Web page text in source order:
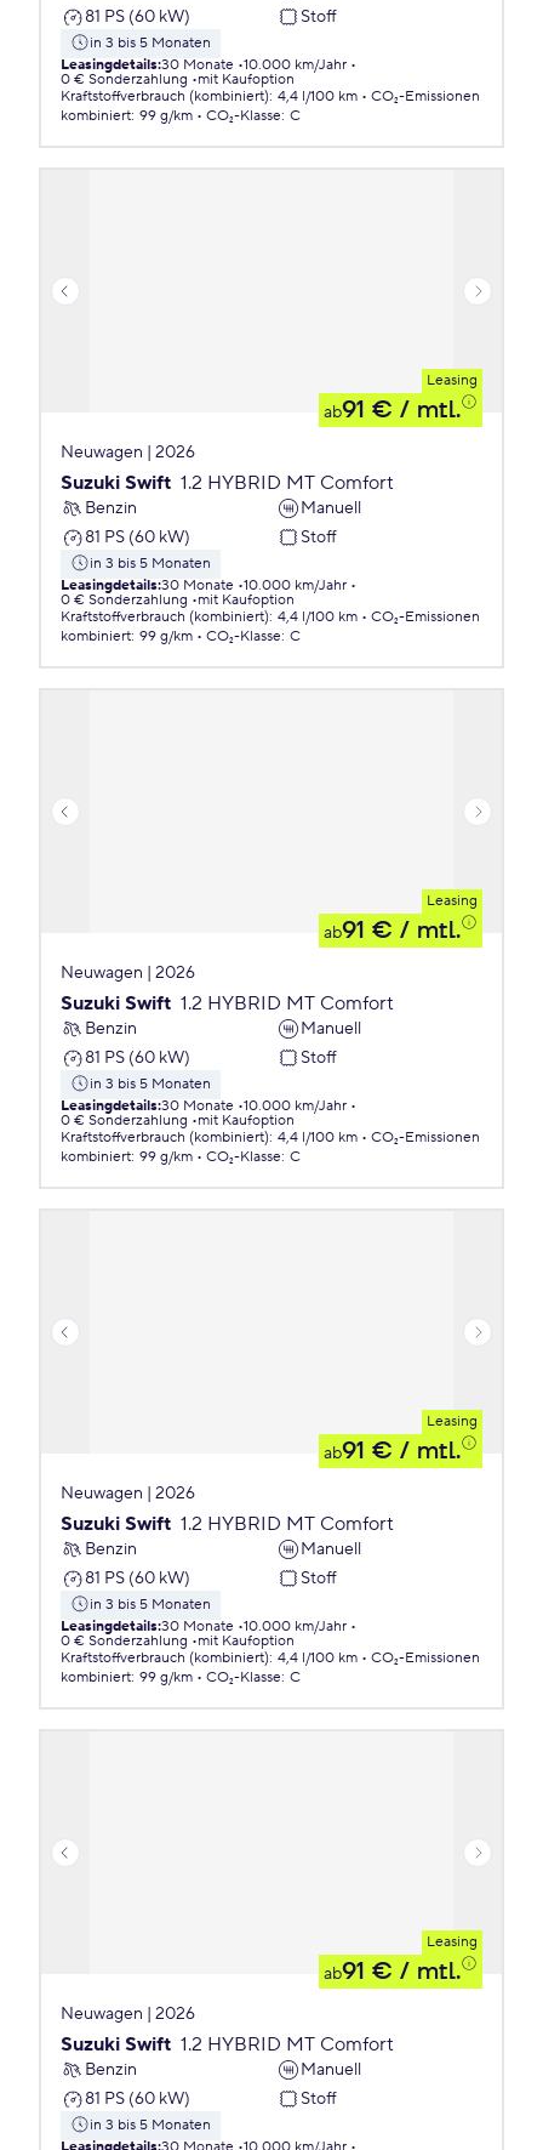
81 PS (60 kW)
Stoff
in 3 bis 5 Monaten
Leasingdetails:30 Monate 10.000 km/Jahr
0 € Sonderzahlung
mit Kaufoption
Kraftstoffverbrauch (kombiniert): 4,4 l/100 km
CO₂-Emissionen
kombiniert: 99 g/km CO₂-Klasse: C
Leasing
ab91 € / mtl.
Neuwagen | 2026
Suzuki Swift 1.2 HYBRID MT Comfort
Benzin
Manuell
81 PS (60 kW)
Stoff
in 3 bis 5 Monaten
Leasingdetails:30 Monate 10.000 km/Jahr
0 € Sonderzahlung
mit Kaufoption
Kraftstoffverbrauch (kombiniert): 4,4 l/100 km
CO₂-Emissionen
kombiniert: 99 g/km CO₂-Klasse: C
Leasing
ab91 € / mtl.
Neuwagen | 2026
Suzuki Swift 1.2 HYBRID MT Comfort
Benzin
Manuell
81 PS (60 kW)
Stoff
in 3 bis 5 Monaten
Leasingdetails:30 Monate 10.000 km/Jahr
0 € Sonderzahlung
mit Kaufoption
Kraftstoffverbrauch (kombiniert): 4,4 l/100 km
CO₂-Emissionen
kombiniert: 99 g/km CO₂-Klasse: C
Leasing
ab91 € / mtl.
Neuwagen | 2026
Suzuki Swift 1.2 HYBRID MT Comfort
Benzin
Manuell
81 PS (60 kW)
Stoff
in 3 bis 5 Monaten
Leasingdetails:30 Monate 10.000 km/Jahr
0 € Sonderzahlung
mit Kaufoption
Kraftstoffverbrauch (kombiniert): 4,4 l/100 km
CO₂-Emissionen
kombiniert: 99 g/km CO₂-Klasse: C
Leasing
ab91 € / mtl.
Neuwagen | 2026
Suzuki Swift 1.2 HYBRID MT Comfort
Benzin
Manuell
81 PS (60 kW)
Stoff
in 3 bis 5 Monaten